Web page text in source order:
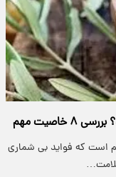
مهم
است که فواید بی شماری